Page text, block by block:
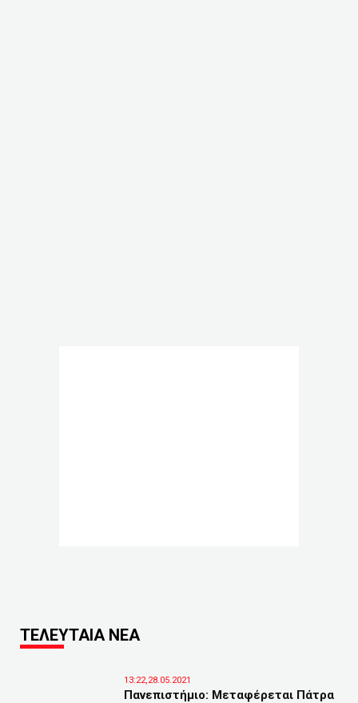
ΤΕΛΕΥΤΑΙΑ ΝΕΑ
13:22,28.05.2021
Πανεπιστήμιο: Μεταφέρεται Πάτρα